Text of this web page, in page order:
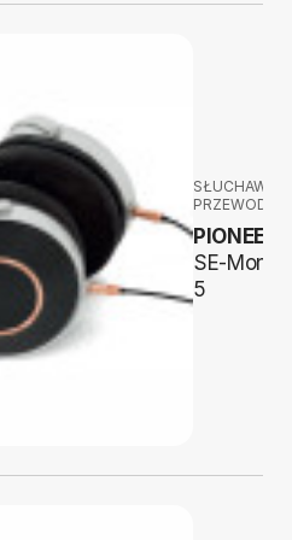
SŁUCHAWKI
PIONEER
SE-
5